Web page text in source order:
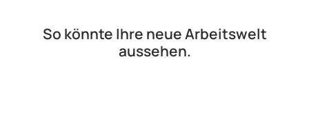
So könnte Ihre neue Arbeitswelt
aussehen.